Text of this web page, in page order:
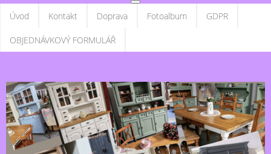
Úvod Kontakt Doprava Fotoalbum GDPR
OBJEDNÁVKOVÝ FORMULÁŘ